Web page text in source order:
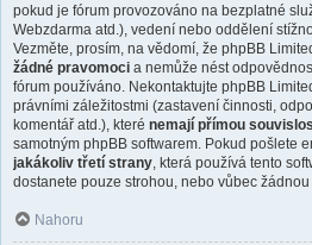
pokud je fórum provozováno na bezplatné
Webzdarma atd.), vedení nebo oddělení
Vezměte, prosím, na vědomí, že phpBB
žádné pravomoci a nemůže nést
fórum používáno. Nekontaktujte phpBB
právními záležitostmi (zastavení činnosti,
komentář atd.), které nemají přímou
samotným phpBB softwarem. Pokud pošlete
jakákoliv třetí strany , která používá tento
dostanete pouze strohou, nebo vůbec žádnou
Nahoru